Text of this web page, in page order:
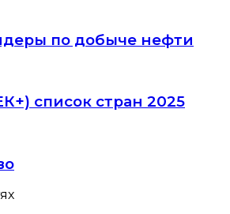
по добыче нефти
список стран 2025